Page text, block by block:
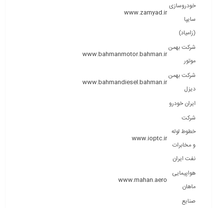
خودروسازی
سایپا
(زامیاد)
www.zamyad.ir
شرکت بهمن
موتور
www.bahmanmotor.bahman.ir
شرکت بهمن
دیزل
www.bahmandiesel.bahman.ir
ایران خودرو
شرکت
خطوط لوله
و مخابرات
نفت ایران
www.ioptc.ir
هواپیمایی
ماهان
www.mahan.aero
صنایع